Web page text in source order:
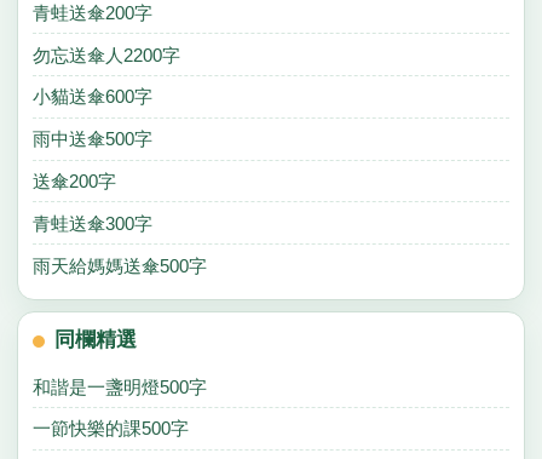
青蛙送傘200字
勿忘送傘人2200字
小貓送傘600字
雨中送傘500字
送傘200字
青蛙送傘300字
雨天給媽媽送傘500字
同欄精選
和諧是一盞明燈500字
一節快樂的課500字